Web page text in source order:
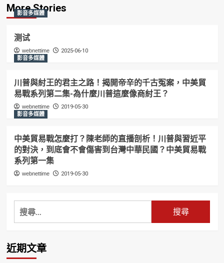
More Stories
影音多媒體
测试
webnettime
2025-06-10
影音多媒體
川普與紂王的君主之路！揭開帝辛的千古冤案，中美貿
易戰系列第二集-為什麼川普這麼像商紂王？
webnettime
2019-05-30
影音多媒體
中美貿易戰怎麼打？陳老師的直播剖析！川普與習近平
的對決，到底會不會傷害到台灣中華民國？中美貿易戰
系列第一集
webnettime 2019-05-30
搜
尋
鍵
字:
近期文章